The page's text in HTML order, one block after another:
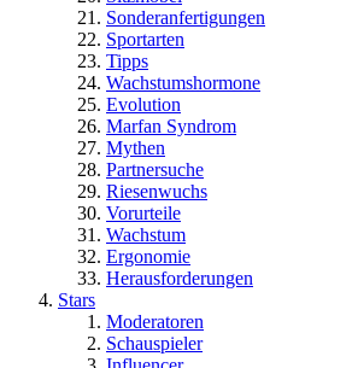
Sonderanfertigungen
Sportarten
Tipps
Wachstumshormone
Evolution
Marfan Syndrom
Mythen
Partnersuche
Riesenwuchs
Vorurteile
Wachstum
Ergonomie
Herausforderungen
Stars
Moderatoren
Schauspieler